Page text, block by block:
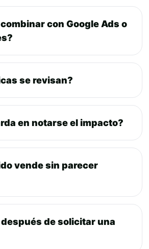
con Google Ads o
se revisan?
en notarse el impacto?
vende sin parecer
después de solicitar una